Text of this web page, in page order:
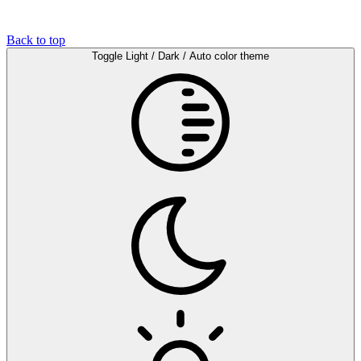
Back to top
Toggle Light / Dark / Auto color theme